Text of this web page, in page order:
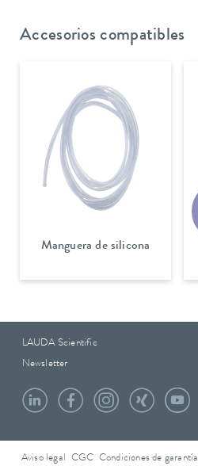
Accesorios compatibles
Manguera de silicona
LAUDA Scientific
Newsletter
Aviso legal CGC Condiciones de garantía